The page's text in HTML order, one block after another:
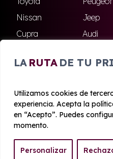
LA RUTA DE TU
Utilizamos cookies de
experiencia. Acepta la
en “Acepto”. Puedes
momento.
Personalizar
Nissan
Jeep
Cupra
Audi
Skoda
Ford
© 2020 - 2026
Aviso legal y Privacidad